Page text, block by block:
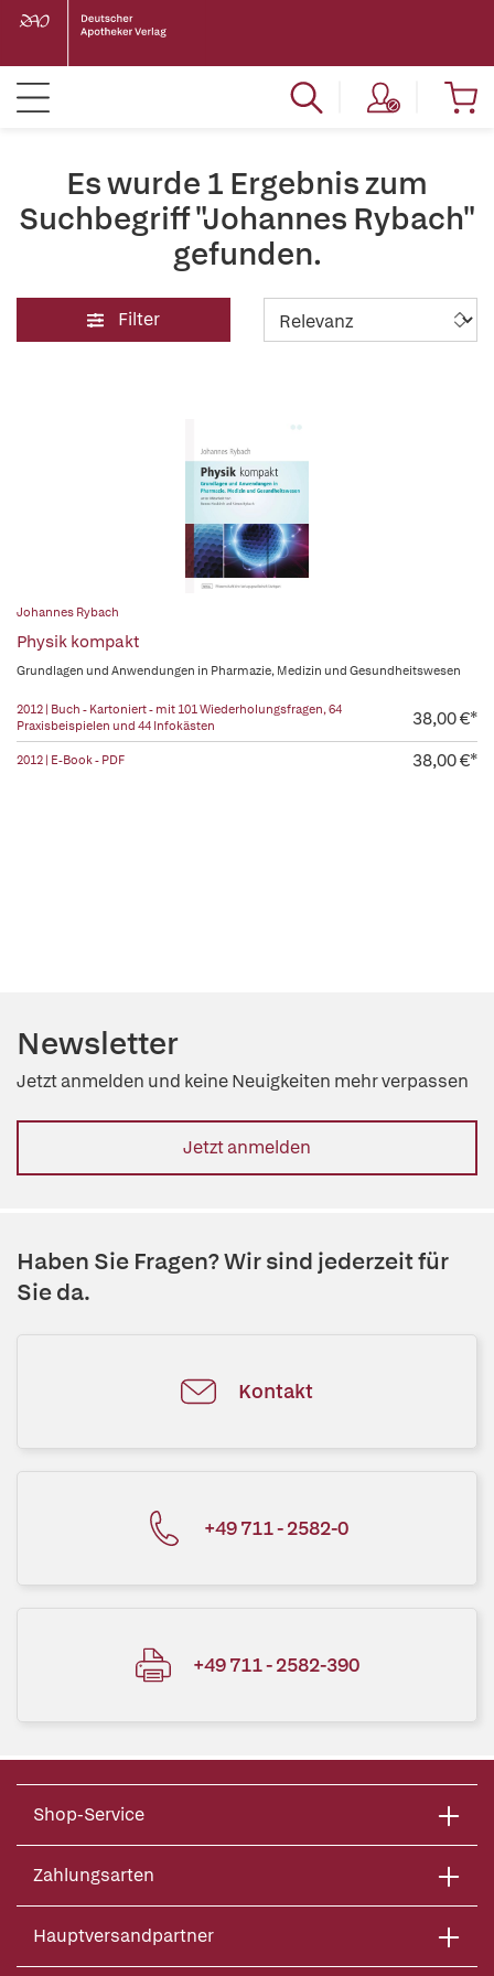
Es wurde 1 Ergebnis zum
Suchbegriff "Johannes Rybach"
gefunden.
Filter
Johannes Rybach
Physik kompakt
Grundlagen und Anwendungen in Pharmazie, Medizin und Gesundheitswesen
2012 | Buch - Kartoniert - mit 101 Wiederholungsfragen, 64
Praxisbeispielen und 44 Infokästen
38,00 €*
2012 | E-Book - PDF 38,00 €*
Newsletter
Jetzt anmelden und keine Neuigkeiten mehr verpassen
Jetzt anmelden
Haben Sie Fragen? Wir sind jederzeit für
Sie da.
Kontakt
+49 711 - 2582-0
+49 711 - 2582-390
Shop-Service
Zahlungsarten
Hauptversandpartner